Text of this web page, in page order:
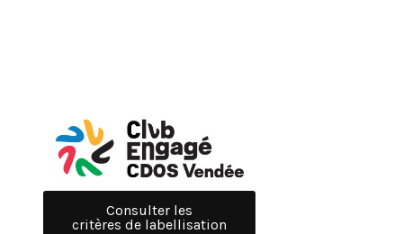
Consulter les
critères de labellisation